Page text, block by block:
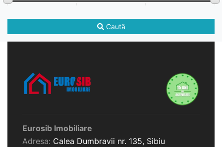
Caută
Eurosib Imobiliare
Adresa: Calea Dumbravii nr. 135, Sibiu